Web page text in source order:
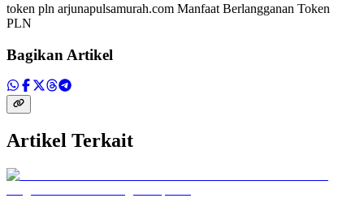
token pln arjunapulsamurah.com Manfaat Berlangganan Token
PLN
Bagikan Artikel
Artikel Terkait